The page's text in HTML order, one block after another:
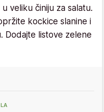
veliku činiju za salatu.
kockice slanine i
Dodajte listove zelene